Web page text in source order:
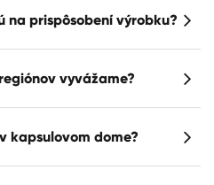
na prispôsobení výrobku?
vyvážame?
kapsulovom dome?